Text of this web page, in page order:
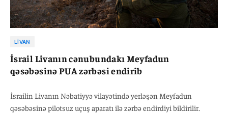
LIVAN
İsrail Livanın cənubundakı Meyfadun
qəsəbəsinə PUA zərbəsi endirib
İsrailin Livanın Nəbatiyyə vilayətində yerləşən Meyfadun
qəsəbəsinə pilotsuz uçuş aparatı ilə zərbə endirdiyi bildirilir.